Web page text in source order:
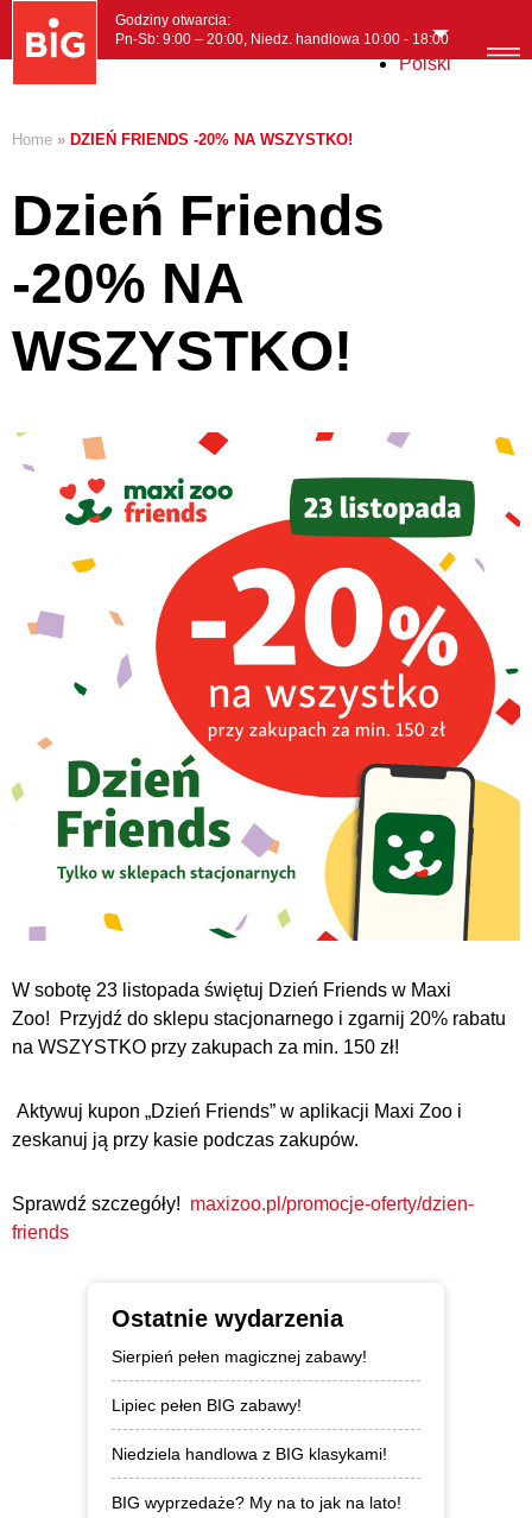
Polski
Godziny otwarcia:
Pn-Sb: 9:00 – 20:00, Niedz. handlowa 10:00 - 18:00
Home » DZIEŃ FRIENDS -20% NA WSZYSTKO!
Dzień Friends
-20% NA
WSZYSTKO!
W sobotę 23 listopada świętuj Dzień Friends w Maxi
Zoo! Przyjdź do sklepu stacjonarnego i zgarnij 20% rabatu
na WSZYSTKO przy zakupach za min. 150 zł!
Aktywuj kupon „Dzień Friends” w aplikacji Maxi Zoo i
zeskanuj ją przy kasie podczas zakupów.
Sprawdź szczegóły! maxizoo.pl/promocje-oferty/dzien-
friends
Ostatnie wydarzenia
Sierpień pełen magicznej zabawy!
Lipiec pełen BIG zabawy!
Niedziela handlowa z BIG klasykami!
BIG wyprzedaże? My na to jak na lato!